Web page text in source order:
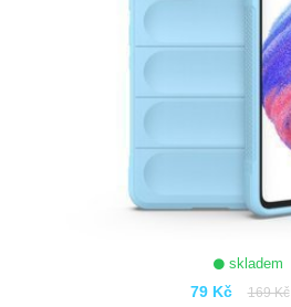
skladem
79 Kč 169 Kč